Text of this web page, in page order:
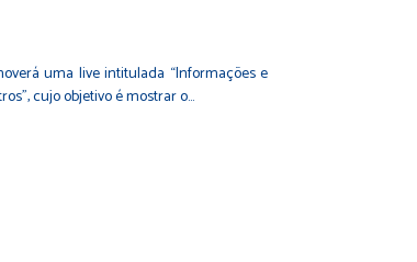
uma live intitulada “Informações e
cujo objetivo é mostrar o…